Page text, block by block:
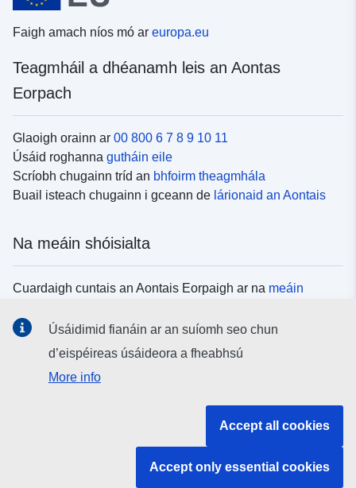
Faigh amach níos mó ar europa.eu
Teagmháil a dhéanamh leis an Aontas
Eorpach
Glaoigh orainn ar 00 800 6 7 8 9 10 11
Úsáid roghanna gutháin eile
Scríobh chugainn tríd an bhfoirm theagmhála
Buail isteach chugainn i gceann de lárionaid an Aontais
Na meáin shóisialta
Cuardaigh cuntais an Aontais Eorpaigh ar na meáin
Úsáidimid fianáin ar an suíomh seo chun
d’eispéireas úsáideora a fheabhsú
More info
Accept all cookies
Accept only essential cookies